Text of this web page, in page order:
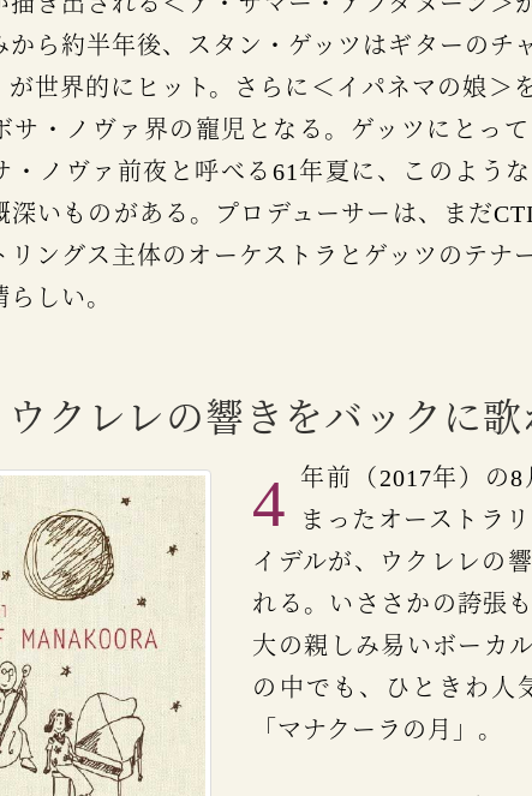
から約半年後、スタン・ゲッツはギターのチ
が世界的にヒット。さらに＜イパネマの娘＞
サ・ノヴァ界の寵児となる。ゲッツにとっ
・ノヴァ前夜と呼べる61年夏に、このよう
深いものがある。プロデューサーは、まだ
リングス主体のオーケストラとゲッツのテナ
しい。
クレレの響きをバックに歌
4年前（2017年）の8月、62才で惜しまれつつ世を去ってし
まったオーストラ
イデルが、ウクレレの
れる。いささかの誇張
大の親しみ易いボーカ
の中でも、ひときわ人
「マナクーラの月」。